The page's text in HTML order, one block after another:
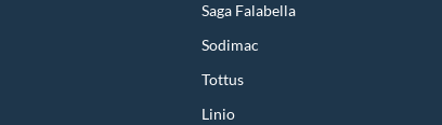
Saga Falabella
Sodimac
Tottus
Linio